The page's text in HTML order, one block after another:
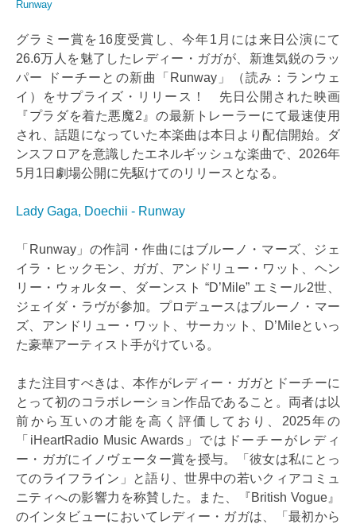
Runway
グラミー賞を16度受賞し、今年1月には来日公演にて
26.6万人を魅了したレディー・ガガが、新進気鋭のラッ
パー ドーチーとの新曲「Runway」（読み：ランウェ
イ）をサプライズ・リリース！ 先日公開された映画
『プラダを着た悪魔2』の最新トレーラーにて最速使用
され、話題になっていた本楽曲は本日より配信開始。ダ
ンスフロアを意識したエネルギッシュな楽曲で、2026年
5月1日劇場公開に先駆けてのリリースとなる。
Lady Gaga, Doechii - Runway
「Runway」の作詞・作曲にはブルーノ・マーズ、ジェ
イラ・ヒックモン、ガガ、アンドリュー・ワット、ヘン
リー・ウォルター、ダーンスト “D’Mile” エミール2世、
ジェイダ・ラヴが参加。プロデュースはブルーノ・マー
ズ、アンドリュー・ワット、サーカット、D’Mileといっ
た豪華アーティスト手がけている。
また注目すべきは、本作がレディー・ガガとドーチーに
とって初のコラボレーション作品であること。両者は以
前から互いの才能を高く評価しており、2025年の
「iHeartRadio Music Awards」ではドーチーがレディ
ー・ガガにイノヴェーター賞を授与。「彼女は私にとっ
てのライフライン」と語り、世界中の若いクィアコミュ
ニティへの影響力を称賛した。また、『British Vogue』
のインタビューにおいてレディー・ガガは、「最初から